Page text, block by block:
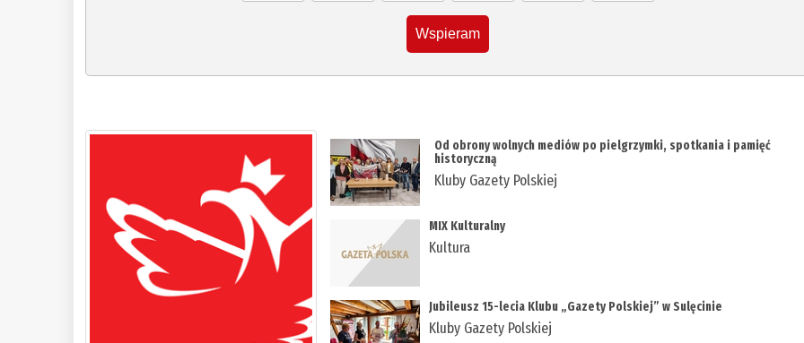
Wspieram
Od obrony wolnych mediów po pielgrzymki, spotkania i pamięć
historyczną
Kluby Gazety Polskiej
MIX Kulturalny
Kultura
Jubileusz 15-lecia Klubu „Gazety Polskiej” w Sulęcinie
Kluby Gazety Polskiej